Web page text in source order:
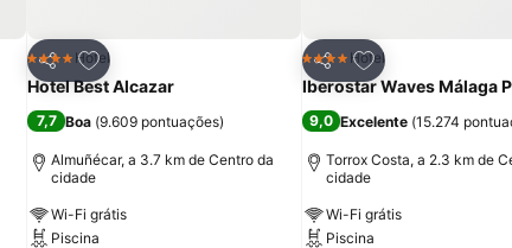
Partilhar
Adicionar aos favoritos
4 EstrelasHotel
Hotel Best Alcazar
7,7 Boa (9.609 pontuações)
Almuñécar, a 3.7 km de Centro da
cidade
Wi-Fi grátis
Piscina
Partilhar
Adicionar aos
4 EstrelasHotel
Iberostar Waves Málaga
9,0 Excelente (15.274
Torrox Costa, a 2.3 km de
cidade
Wi-Fi grátis
Piscina